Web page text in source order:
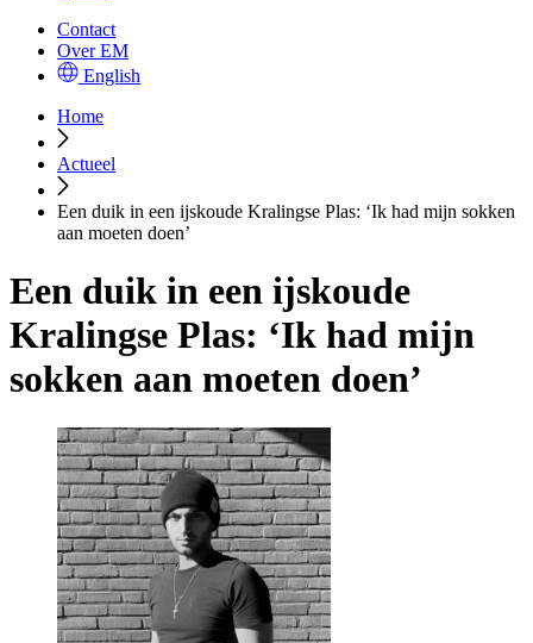
Contact
Over EM
English
Home
Actueel
Een duik in een ijskoude Kralingse Plas: ‘Ik had mijn sokken
aan moeten doen’
Een duik in een ijskoude
Kralingse Plas: ‘Ik had mijn
sokken aan moeten doen’